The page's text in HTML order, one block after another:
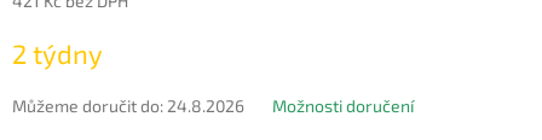
cena:
2 týdny
Můžeme doručit do:24.8.2026 Možnosti doručení